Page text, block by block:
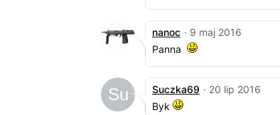
nanoc · 9 maj 2016
Panna
Suczka69 · 20 lip 2016
Byk